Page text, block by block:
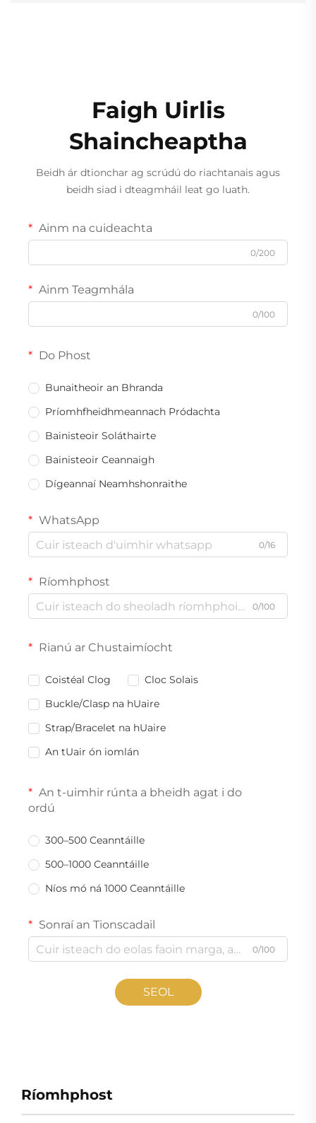
Faigh Uirlis
Shaincheaptha
Beidh ár dtionchar ag scrúdú do riachtanais agus
beidh siad i dteagmháil leat go luath.
Ainm na cuideachta
0/200
Ainm Teagmhála
0/100
Do Phost
Bunaitheoir an Bhranda
Príomhfheidhmeannach Pródachta
Bainisteoir Soláthairte
Bainisteoir Ceannaigh
Dígeannaí Neamhshonraithe
WhatsApp
0/16
Ríomhphost
0/100
Rianú ar Chustaimíocht
Coistéal Clog
Cloc Solais
Buckle/Clasp na hUaire
Strap/Bracelet na hUaire
An tUair ón iomlán
An t-uimhir rúnta a bheidh agat i do
ordú
300–500 Ceanntáille
500–1000 Ceanntáille
Níos mó ná 1000 Ceanntáille
Sonraí an Tionscadail
0/100
SEOL
Ríomhphost